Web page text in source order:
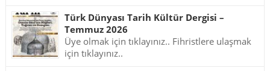
Türk Dünyası Tarih Kültür Dergisi –
Temmuz 2026
Üye olmak için tıklayınız.. Fihristlere ulaşmak
için tıklayınız..